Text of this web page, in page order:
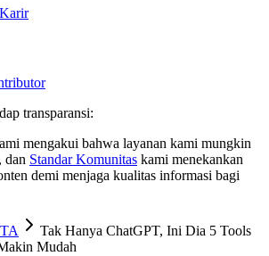
Karir
transparansi:
mengakui bahwa layanan kami mungkin
dan Standar Komunitas kami menekankan
demi menjaga kualitas informasi bagi
Tak Hanya ChatGPT, Ini Dia 5 Tools
Mudah